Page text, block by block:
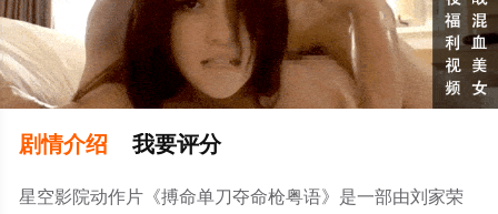
剧情介绍 我要评分
星空影院动作片《搏命单刀夺命枪粤语》是一部由刘家荣